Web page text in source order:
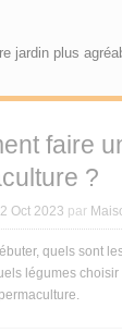
jardin plus
faire
?
Oct 2023 par
quels sont
légumes